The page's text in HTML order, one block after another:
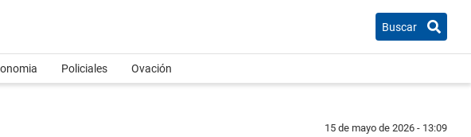
Buscar
Policiales Ovación
15 de mayo de 2026 - 13:09